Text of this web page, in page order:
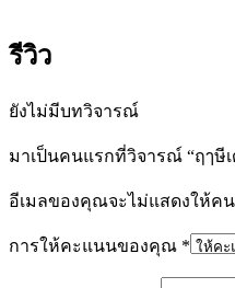
รีวิว
ยังไม่มีบทวิจารณ์
มาเป็นคนแรกที่วิจารณ์ “ฤๅษี
อีเมลของคุณจะไม่แสดงให้ค
การให้คะแนนของคุณ *